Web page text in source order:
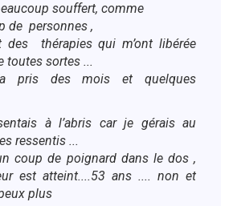
souffert, comme
de personnes ,
des thérapies qui m’ont libérée
toutes sortes ...
pris des mois et quelques
à l’abris car je gérais au
ressentis ...
coup de poignard dans le dos ,
est atteint....53 ans .... non et
plus